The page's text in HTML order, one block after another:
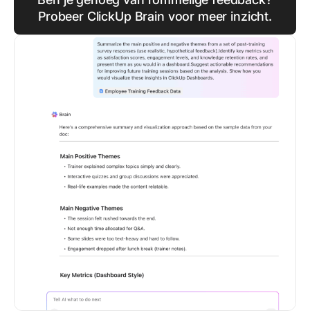
Probeer ClickUp Brain voor meer inzicht.